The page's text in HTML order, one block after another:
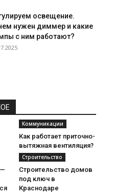
освещение.
нужен диммер и какие
с ним работают?
Коммуникации
Как работает приточно-
вытяжная вентиляция?
Строительство
Строительство домов
под ключ в
Краснодаре